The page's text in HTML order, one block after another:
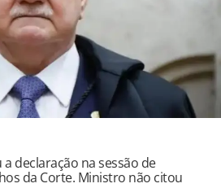
a declaração na sessão de
da Corte. Ministro não citou